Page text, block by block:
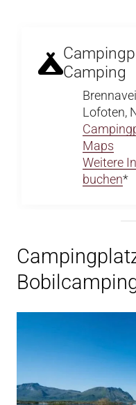
Camping
Lofoten,
Maps
Weitere
buchen*